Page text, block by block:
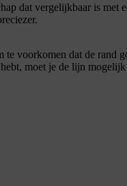
dat vergelijkbaar is met
te voorkomen dat de
moet je de lijn